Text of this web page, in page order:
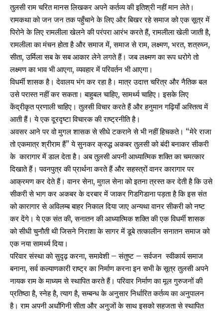
तुलसी राम चरित मानस लिखकर अपने कर्तव्य की इतिश्री नहीं मान लेते।
रामकथा को जन जन तक पहुँचाने के लिए और बिखर रहे समाज को एक सूत्र में
पिरोने के लिए रामलीला खेलने की परंपरा आरंभ करते हैं, रामलीला खेली जाती है,
रामलीला का मंचन होता है और समाज में, समाज से राम, लक्ष्मण, भरत, शत्रुघ्न,
सीता, उर्मिला सब के सब आकार लेने लगते हैं। जब लक्ष्मण का रूप धरोगे तो
लक्ष्मण का भाव भी आएगा, व्यवहार में परिवर्तन भी आएगा।
विधर्मी शासक है। देवालय भंग कर रहा है। मात्र उदात्त चरित्र और नैतिक बल
उसे परास्त नहीं कर सकता। बाहुबल चाहिए, सामर्थ्य चाहिए। इसके लिए
केंद्रीकृत प्रणाली चाहिए। तुलसी विचार करते हैं और हनुमान गढ़ियाँ अस्तित्व में
आती हैं। ये एक दूरदृष्टा विचारक की राष्ट्रनीति है।
अवसर आने पर वो मुगल शासक से सीधे टकराने से भी नहीं हिचकते। “मेरे राजा
तो एकमात्र श्रीराम हैं” ये सुनकर क्रुद्ध अकबर तुलसी को बंदी बनाकर सीकरी
के कारागार में डाल देता है। अब तुलसी अपनी आध्यात्मिक शक्ति का चमत्कार
दिखाते हैं। पवनपुत्र की प्रार्थना करते हैं और सहस्त्रों वानर कारागार पर
आक्रमण कर देते हैं। वानर सेना, मुग़ल सेना को इतना त्रस्त कर देती है कि उसे
सीकरी से भाग कर अकबर के दरबार में जाकर गिडगिडाना पड़ता है कि इस संत
को कारागार से अविलम्ब बाहर निकाल दिया जाए अन्यथा वानर सीकरी को नष्ट
कर देंगे। ये एक संत की, सनातन की आध्यात्मिक शक्ति की एक विधर्मी शासक
को सीधी चुनौती थी जिसने निराशा के सागर में डूबे तत्कालीन सनातन समाज को
एक नया सामर्थ्य दिया।
परिवार संस्था को सुदृढ़ करना, समावेशी – संतुष्ट – सर्वजन स्वीकार्य समाज
बनाना, सर्व कल्याणकारी राष्ट्र का निर्माण करना इन सभी के सूत्र तुलसी अपने
नायक राम के माध्यम से स्थापित करते हैं। परिवार निर्माण का मूल गुरुजनों की
प्रतिष्ठा है, स्नेह है, त्याग है, सम्बन्ध के अनुसार निर्धारित कर्तव्य का अनुपालन
है। राम अपनी अर्धांगिनी सीता और अनुजों के साथ इसको सहजता से स्थापित